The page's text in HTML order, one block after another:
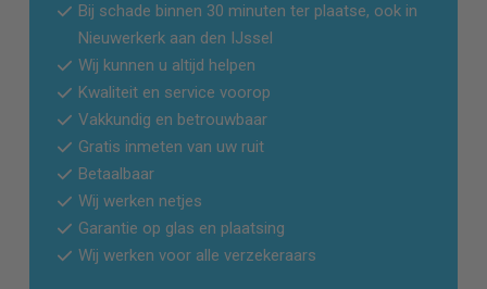
Bij schade binnen 30 minuten ter plaatse, ook in
Nieuwerkerk aan den IJssel
Wij kunnen u altijd helpen
Kwaliteit en service voorop
Vakkundig en betrouwbaar
Gratis inmeten van uw ruit
Betaalbaar
Wij werken netjes
Garantie op glas en plaatsing
Wij werken voor alle verzekeraars